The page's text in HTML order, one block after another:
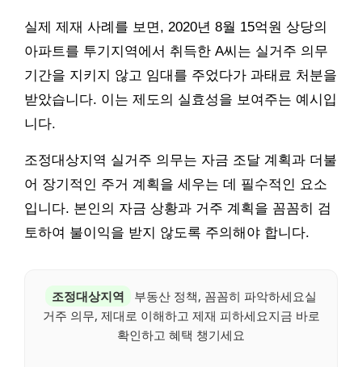
실제 제재 사례를 보면, 2020년 8월 15억원 상당의
아파트를 투기지역에서 취득한 A씨는 실거주 의무
기간을 지키지 않고 임대를 주었다가 과태료 처분을
받았습니다. 이는 제도의 실효성을 보여주는 예시입
니다.
조정대상지역 실거주 의무는 자금 조달 계획과 더불
어 장기적인 주거 계획을 세우는 데 필수적인 요소
입니다. 본인의 자금 상황과 거주 계획을 꼼꼼히 검
토하여 불이익을 받지 않도록 주의해야 합니다.
조정대상지역
부동산 정책, 꼼꼼히 파악하세요실
거주 의무, 제대로 이해하고 제재 피하세요지금 바로
확인하고 혜택 챙기세요